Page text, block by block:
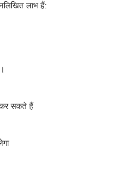
लाभ हैं:
कर सकते हैं